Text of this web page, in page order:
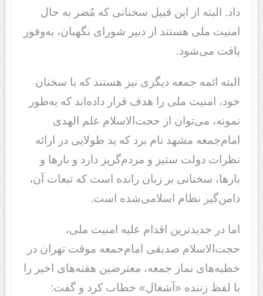
داد. البته از این قبیل سخنانی که مُضر به حال
امنیت ملی هستند از دبیر شورای نگهبان، به‌وفور
یافت می‌شود.
البته ائمه جمعه دیگری نیز هستند که با سخنان
خود، امنیت ملی را هدف قرار داده‌اند که به‌طور
نمونه، می‌توان از حجت‌الاسلام علم الهدی
امام‌جمعه مشهد نام برد که ید طولایی در ارائه
نظرات دولت ستیز و مردم‌گریز دارد و بارها و
بارها، سخنانی بر زبان رانده است که تبعات آن،
دامن‌گیر نظام اسلامی‌شده است.
اما در جدیدترین اقدام علیه امنیت ملی،
حجت‌الاسلام صدیقی امام‌جمعه موقت تهران در
خطبه‌های نماز جمعه، معترضین هفته‌های اخیر را
با لفظ زننده «آشغال» خطاب کرد و گفت: